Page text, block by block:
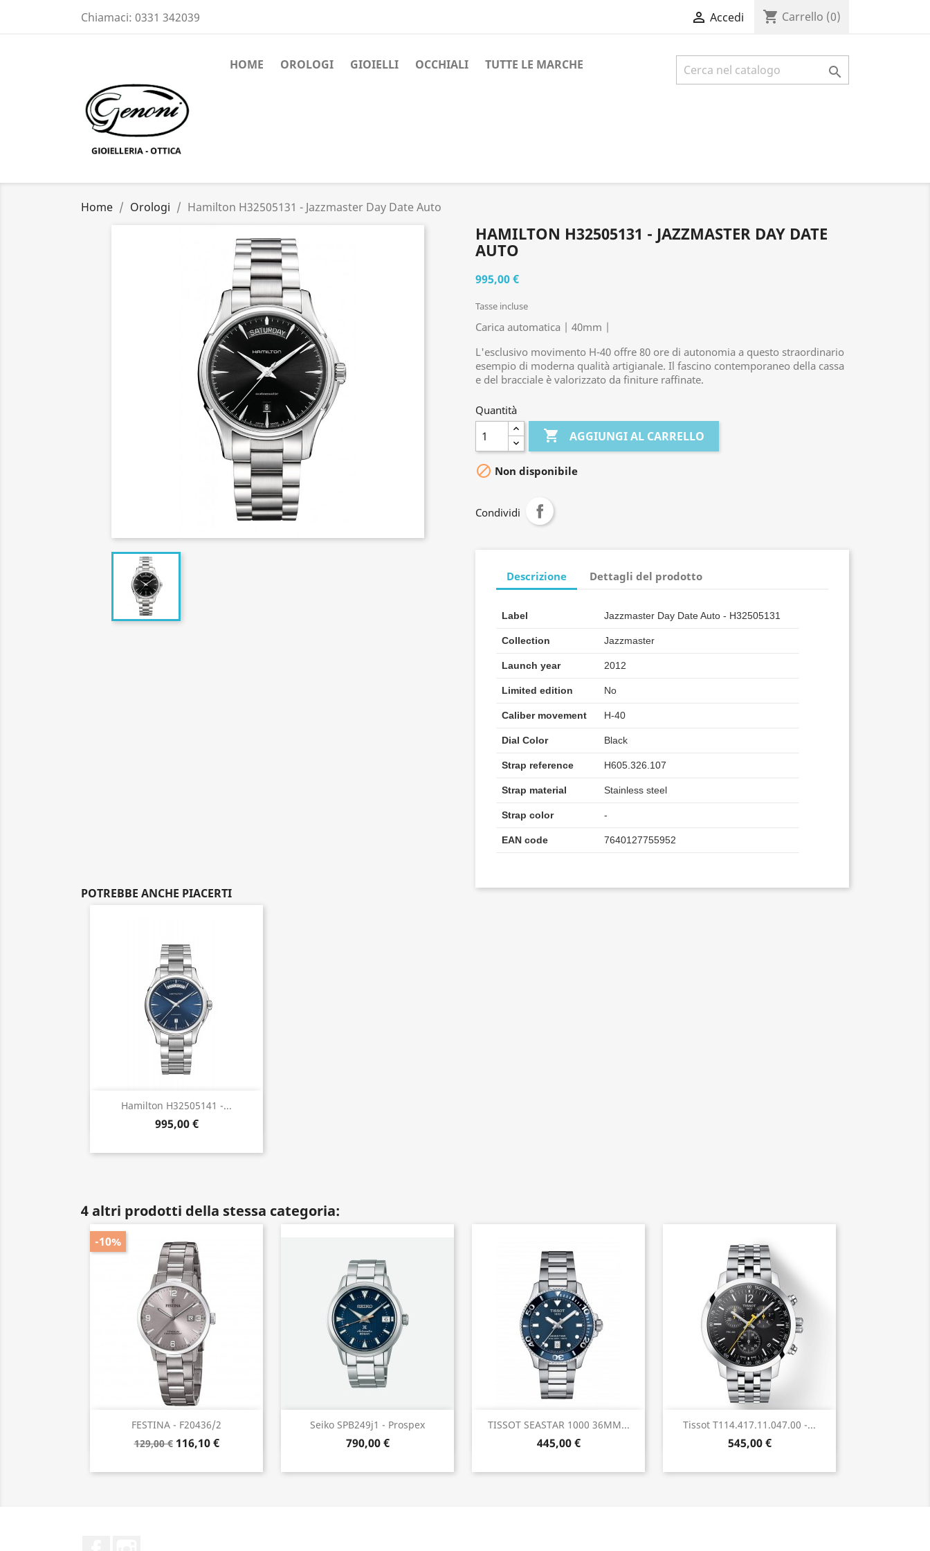
Chiamaci: 0331 342039  Accedi shopping_cart Carrello (0)
HOME OROLOGI GIOIELLI OCCHIALI TUTTE LE MARCHE 
Home Orologi Hamilton H32505131 - Jazzmaster Day Date Auto
HAMILTON H32505131 - JAZZMASTER DAY DATE
AUTO
995,00 €
Tasse incluse
Carica automatica | 40mm |
L'esclusivo movimento H-40 offre 80 ore di autonomia a questo straordinario
esempio di moderna qualità artigianale. Il fascino contemporaneo della cassa
e del bracciale è valorizzato da finiture raffinate.
Quantità
 AGGIUNGI AL CARRELLO
 Non disponibile
Condividi
Descrizione Dettagli del prodotto
Label Jazzmaster Day Date Auto - H32505131
Collection Jazzmaster
Launch year 2012
Limited edition No
Caliber movement H-40
Dial Color Black
Strap reference H605.326.107
Strap material Stainless steel
Strap color -
EAN code 7640127755952
POTREBBE ANCHE PIACERTI
Hamilton H32505141 -...
995,00 €
Anteprima
4 altri prodotti della stessa categoria:
FESTINA - F20436/2
129,00 € 116,10 €
-10%
Anteprima Seiko SPB249j1 - Prospex
790,00 €
Anteprima TISSOT SEASTAR 1000 36MM...
445,00 €
Anteprima Tissot T114.417.11.047.00 -...
545,00 €
Anteprima